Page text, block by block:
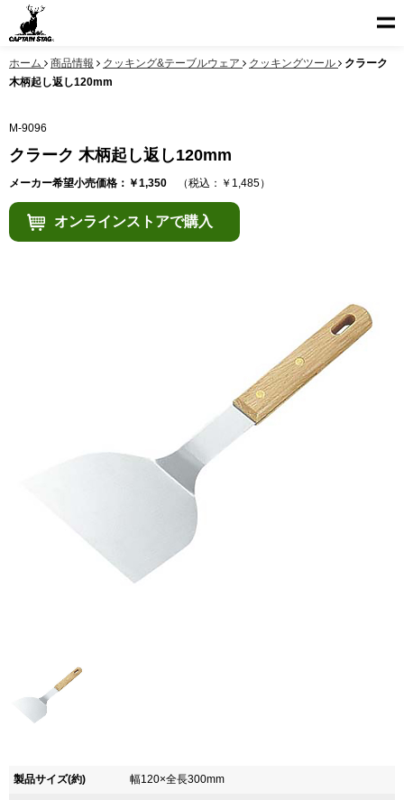
ホーム 商品情報 クッキング&テーブルウェア クッキングツール
クラーク
木柄起し返し120mm
M-9096
クラーク 木柄起し返し120mm
メーカー希望小売価格：￥1,350 （税込：￥1,485）
オンラインストアで購入
製品サイズ(約) 幅120×全長300mm